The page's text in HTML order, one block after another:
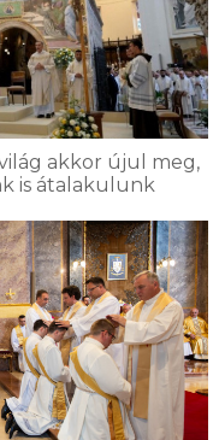
akkor újul meg,
is átalakulunk